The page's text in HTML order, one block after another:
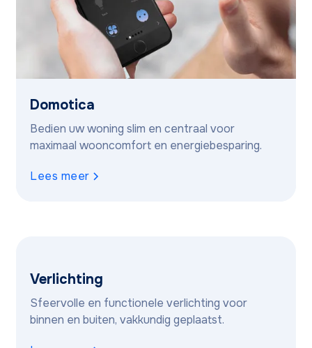
Domotica
Bedien uw woning slim en centraal voor
maximaal wooncomfort en energiebesparing.
Lees meer
Verlichting
Sfeervolle en functionele verlichting voor
binnen en buiten, vakkundig geplaatst.